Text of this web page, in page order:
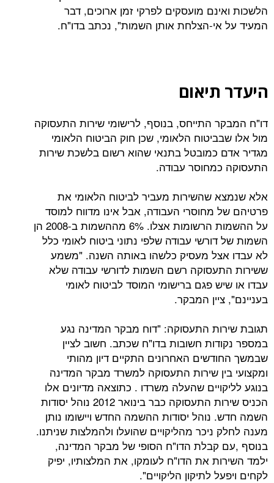
מועסקים לפרקי זמן ארוכים, דבר
הצלחת אותן השמות", נכתב בדו"ח.
התייחס, בנוסף, לרישומי שירות התעסוקה
הלאומי, שכן חוק הביטוח הלאומי
כמובטל בתנאי שהוא רשום בלשכת שירות
עבודה.
שהשירות מעביר לביטוח הלאומי את
מחוסרי העבודה, אבל אינו מדווח למוסד
על ההשמות הרשומות אצלו. 6% מההשמות ב-2008 הן
עבודה שלפי נתוני ביטוח לאומי כלל
מעסיק כלשהו באותה השנה. "משמע
רשם השמות לדורשי עבודה שלא
פגם ברישומי המוסד לביטוח לאומי
המבקר.
התעסוקה: "דוח מבקר המדינה נגע
חשובות בדו"ח שכתב. חשוב לציין
האחרונים התקיים דיון מהותי
שירות התעסוקה למשרד מבקר המדינה
שהעלה משרדו . כתוצאה מדיונים אלו
הכניס שירות התעסוקה כבר בינואר 2012 נוהל יסודות
יסודות ההשמה החדש ויישומו נותן
ניכר מהליקויים שהועלו ולהמלצות שניתנו.
קבלת הדו"ח הסופי של מבקר המדינה,
את הדו"ח לעומקו, את המלצותיו, יפיק
לתיקון הליקויים".